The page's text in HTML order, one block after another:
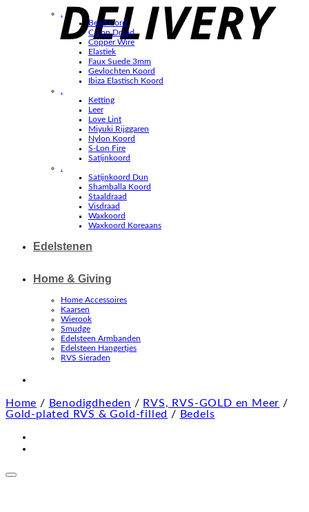
.
Bead Cord
C-Lon Draad
Copper Wire
Elastiek
Faux Suede 3mm
Gevlochten Koord
Ibiza Elastisch Koord
.
Ketting
Leer
Love Lint
Miyuki Rijggaren
Nylon Koord
S-Lon Fire
Satijnkoord
.
Satijnkoord Dun
Shamballa Koord
Staaldraad
Visdraad
Waxkoord
Waxkoord Koreaans
Edelstenen
Home & Giving
Home Accessoires
Kaarsen
Wierook
Smudge
Edelsteen Armbanden
Edelsteen Hangertjes
RVS Sieraden
Home / Benodigdheden / RVS, RVS-GOLD en Meer /
Gold-plated RVS & Gold-filled / Bedels